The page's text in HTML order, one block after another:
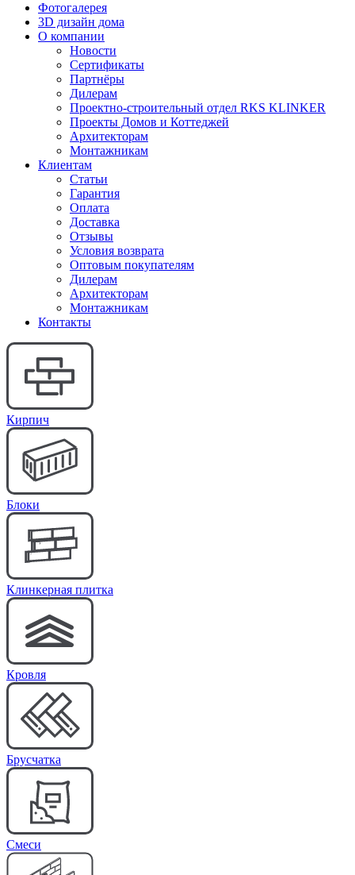
Фотогалерея
3D дизайн дома
О компании
Новости
Сертификаты
Партнёры
Дилерам
Проектно-строительный отдел RKS KLINKER
Проекты Домов и Коттеджей
Архитекторам
Монтажникам
Клиентам
Статьи
Гарантия
Оплата
Доставка
Отзывы
Условия возврата
Оптовым покупателям
Дилерам
Архитекторам
Монтажникам
Контакты
Кирпич
Блоки
Клинкерная плитка
Кровля
Брусчатка
Cмеси